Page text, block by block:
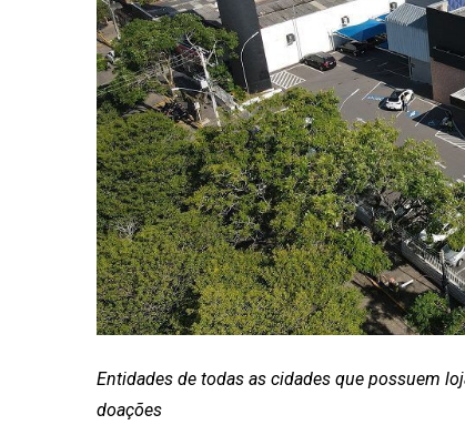
Entidades de todas as cidades que possuem
doações